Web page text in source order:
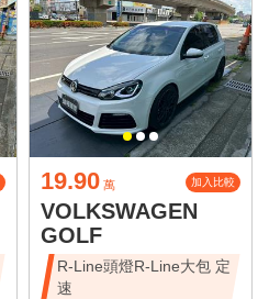
19.90 萬 加入比較
VOLKSWAGEN
GOLF
R-Line頭燈R-Line大包 定
速